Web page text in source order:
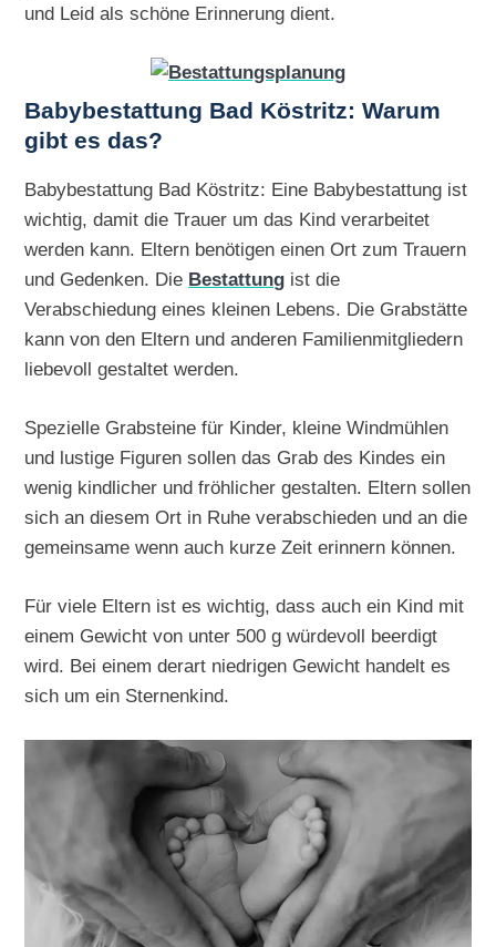
und Leid als schöne Erinnerung dient.
Babybestattung Bad Köstritz: Warum
gibt es das?
Babybestattung Bad Köstritz: Eine Babybestattung ist
wichtig, damit die Trauer um das Kind verarbeitet
werden kann. Eltern benötigen einen Ort zum Trauern
und Gedenken. Die Bestattung ist die
Verabschiedung eines kleinen Lebens. Die Grabstätte
kann von den Eltern und anderen Familienmitgliedern
liebevoll gestaltet werden.
Spezielle Grabsteine für Kinder, kleine Windmühlen
und lustige Figuren sollen das Grab des Kindes ein
wenig kindlicher und fröhlicher gestalten. Eltern sollen
sich an diesem Ort in Ruhe verabschieden und an die
gemeinsame wenn auch kurze Zeit erinnern können.
Für viele Eltern ist es wichtig, dass auch ein Kind mit
einem Gewicht von unter 500 g würdevoll beerdigt
wird. Bei einem derart niedrigen Gewicht handelt es
sich um ein Sternenkind.